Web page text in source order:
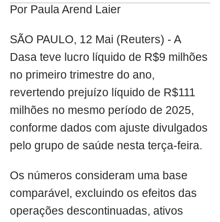
Por Paula Arend Laier
SÃO PAULO, 12 Mai (Reuters) - A
Dasa teve lucro líquido de R$9 milhões
no primeiro trimestre do ano,
revertendo prejuízo líquido de R$111
milhões no mesmo período de 2025,
conforme dados com ajuste divulgados
pelo grupo de saúde nesta terça-feira.
Os números consideram uma base
comparável, excluindo os efeitos das
operações descontinuadas, ativos